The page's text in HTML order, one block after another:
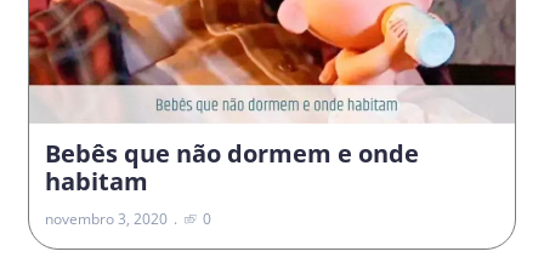
Bebês que não dormem e onde
habitam
novembro 3, 2020 0